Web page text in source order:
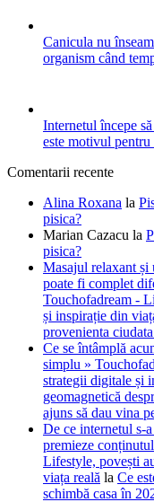
Canicula nu
organism când
Internetul începe
este motivul
Comentarii recente
Alina Roxana la
pisica?
Marian Cazacu la
pisica?
Masajul relaxant și
poate fi complet
Touchofadream -
și inspirație din
provenienta
Ce se întâmplă
simplu »
strategii digitale și
geomagnetică
ajuns să dau vina
De ce internetul s-
premieze
Lifestyle, povești
viața reală la Ce
schimbă casa în